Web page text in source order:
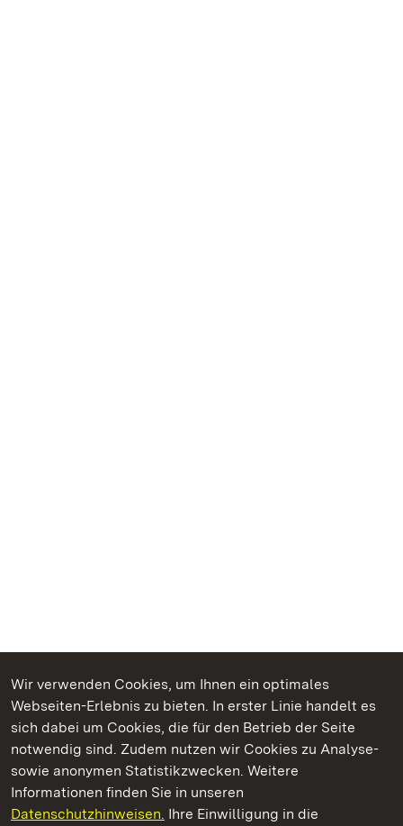
Wir verwenden Cookies, um Ihnen ein optimales
Webseiten-Erlebnis zu bieten. In erster Linie handelt es
sich dabei um Cookies, die für den Betrieb der Seite
notwendig sind. Zudem nutzen wir Cookies zu Analyse-
sowie anonymen Statistikzwecken. Weitere
Informationen finden Sie in unseren
Datenschutzhinweisen. Ihre Einwilligung in die
Kommen. Staunen. Genießen.
Staatliche Schlösser und Gärten Baden‑Württemberg